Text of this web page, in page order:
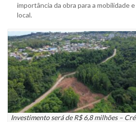
importância da obra para a mobilidade
local.
Investimento será de R$ 6,8 milhões –